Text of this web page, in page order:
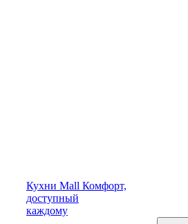
Кухни Mall Комфорт,
доступный
каждому